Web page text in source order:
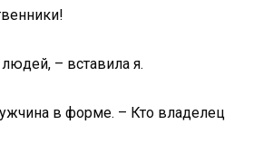
– вставила я.
в форме. – Кто владелец